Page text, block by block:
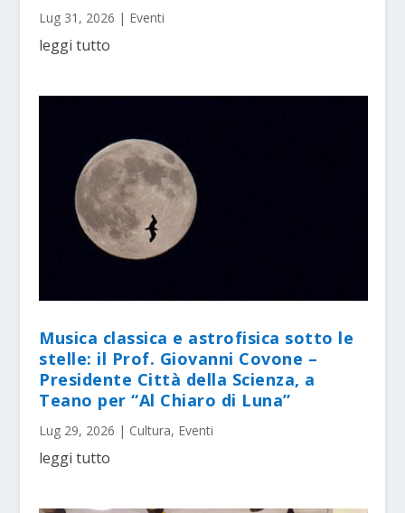
Lug 31, 2026 | Eventi
leggi tutto
Musica classica e astrofisica sotto le
stelle: il Prof. Giovanni Covone –
Presidente Città della Scienza, a
Teano per “Al Chiaro di Luna”
Lug 29, 2026 | Cultura, Eventi
leggi tutto